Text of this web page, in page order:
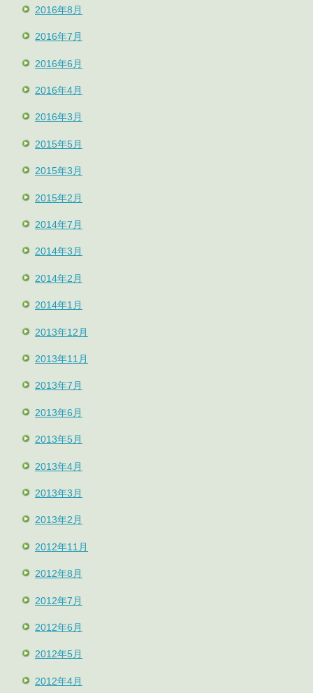
2016年8月
2016年7月
2016年6月
2016年4月
2016年3月
2015年5月
2015年3月
2015年2月
2014年7月
2014年3月
2014年2月
2014年1月
2013年12月
2013年11月
2013年7月
2013年6月
2013年5月
2013年4月
2013年3月
2013年2月
2012年11月
2012年8月
2012年7月
2012年6月
2012年5月
2012年4月